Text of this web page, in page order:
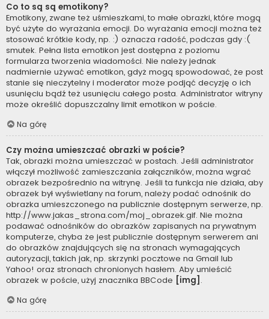
Co to są są emotikony?
Emotikony, zwane też uśmieszkami, to małe obrazki, które mogą
być użyte do wyrażania emocji. Do wyrażania emocji można też
stosować krótkie kody, np. :) oznacza radość, podczas gdy :(
smutek. Pełna lista emotikon jest dostępna z poziomu
formularza tworzenia wiadomości. Nie należy jednak
nadmiernie używać emotikon, gdyż mogą spowodować, że post
stanie się nieczytelny i moderator może podjąć decyzję o ich
usunięciu bądź też usunięciu całego posta. Administrator witryny
może określić dopuszczalny limit emotikon w poście.
Na górę
Czy można umieszczać obrazki w poście?
Tak, obrazki można umieszczać w postach. Jeśli administrator
włączył możliwość zamieszczania załączników, można wgrać
obrazek bezpośrednio na witrynę. Jeśli ta funkcja nie działa, aby
obrazek był wyświetlany na forum, należy podać odnośnik do
obrazka umieszczonego na publicznie dostępnym serwerze, np.
http://www.jakas_strona.com/moj_obrazek.gif. Nie można
podawać odnośników do obrazków zapisanych na prywatnym
komputerze, chyba że jest publicznie dostępnym serwerem ani
do obrazków znajdujących się na stronach wymagających
autoryzacji, takich jak, np. skrzynki pocztowe na Gmail lub
Yahoo! oraz stronach chronionych hasłem. Aby umieścić
obrazek w poście, użyj znacznika BBCode [img] .
Na górę